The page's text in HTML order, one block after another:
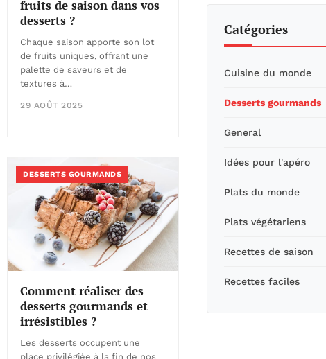
fruits de saison dans vos
desserts ?
Chaque saison apporte son lot
de fruits uniques, offrant une
palette de saveurs et de
textures à…
29 AOÛT 2025
DESSERTS GOURMANDS
Comment réaliser des
desserts gourmands et
irrésistibles ?
Les desserts occupent une
place privilégiée à la fin de nos
Catégories
Cuisine du monde
Desserts gourmands
General
Idées pour l'apéro
Plats du monde
Plats végétariens
Recettes de saison
Recettes faciles